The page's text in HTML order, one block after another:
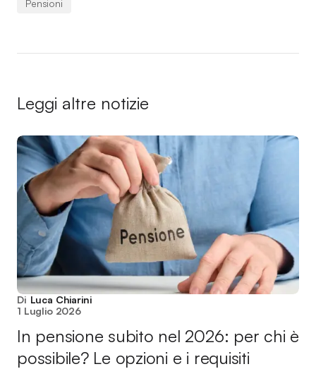
Pensioni
Leggi altre notizie
Di Luca Chiarini
1 Luglio 2026
In pensione subito nel 2026: per chi è
possibile? Le opzioni e i requisiti